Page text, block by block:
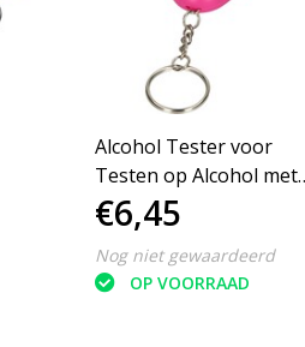
Alcohol Tester voor
Testen op Alcohol met
Sleutelhanger – Roze |
Ademtest | Alcoholtest |
Draagbare Blaastest
€6,45
Nog niet gewaardeerd
OP VOORRAAD